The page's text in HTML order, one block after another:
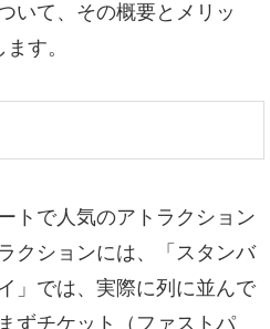
いて、その概要とメリッ
す。
トで人気のアトラクション
クションには、「スタンバ
」では、実際に列に並んで
ずチケット（ファストパ